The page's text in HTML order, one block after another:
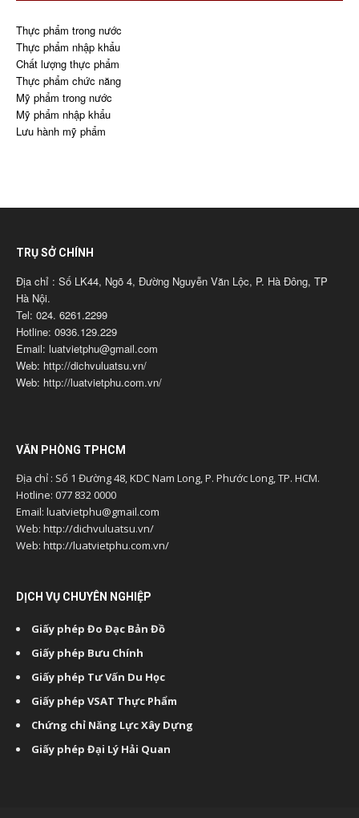
Thực phẩm trong nước
Thực phẩm nhập khẩu
Chất lượng thực phẩm
Thực phẩm chức năng
Mỹ phẩm trong nước
Mỹ phẩm nhập khẩu
Lưu hành mỹ phẩm
TRỤ SỞ CHÍNH
Địa chỉ : Số LK44, Ngõ 4, Đường Nguyễn Văn Lộc, P. Hà Đông, TP
Hà Nội.
Tel: 024. 6261.2299
Hotline: 0936.129.229
Email: luatvietphu@gmail.com
Web: http://dichvuluatsu.vn/
Web: http://luatvietphu.com.vn/
VĂN PHÒNG TPHCM
Địa chỉ : Số 1 Đường 48, KDC Nam Long, P. Phước Long, TP. HCM.
Hotline: 077 832 0000
Email: luatvietphu@gmail.com
Web: http://dichvuluatsu.vn/
Web: http://luatvietphu.com.vn/
DỊCH VỤ CHUYÊN NGHIỆP
Giấy phép Đo Đạc Bản Đồ
Giấy phép Bưu Chính
Giấy phép Tư Vấn Du Học
Giấy phép VSAT Thực Phẩm
Chứng chỉ Năng Lực Xây Dựng
Giấy phép Đại Lý Hải Quan